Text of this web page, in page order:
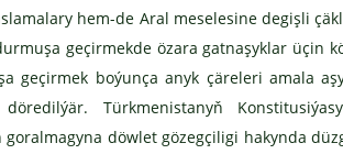
hem-de Aral meselesine degişli
geçirmekde özara gatnaşyklar üçin
geçirmek boýunça anyk çäreleri amala
Türkmenistanyň
döwlet gözegçiligi hakynda